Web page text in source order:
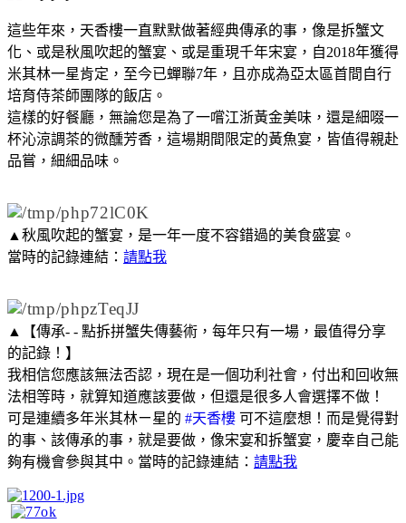
這些年來，天香樓一直默默做著經典傳承的事，像是拆蟹文
化、或是秋風吹起的蟹宴、或是重現千年宋宴，自2018年獲得
米其林一星肯定，至今已蟬聯7年，且亦成為亞太區首間自行
培育侍茶師團隊的飯店。
這樣的好餐廳，無論您是為了一嚐江浙黃金美味，還是細啜一
杯沁涼調茶的微醺芳香，這場期間限定的黃魚宴，皆值得親赴
品嘗，細細品味。
▲秋風吹起的蟹宴，是一年一度不容錯過的美食盛宴。
當時的記錄連結： 請點我
▲【傳承- - 點拆拼蟹失傳藝術，每年只有一場，最值得分享
的記錄！】
我相信您應該無法否認，現在是一個功利社會，付出和回收無
法相等時，就算知道應該要做，但還是很多人會選擇不做！
可是連續多年米其林ㄧ星的 #天香樓 可不這麼想！而是覺得對
的事、該傳承的事，就是要做，像宋宴和拆蟹宴，慶幸自己能
夠有機會參與其中。當時的記錄連結： 請點我